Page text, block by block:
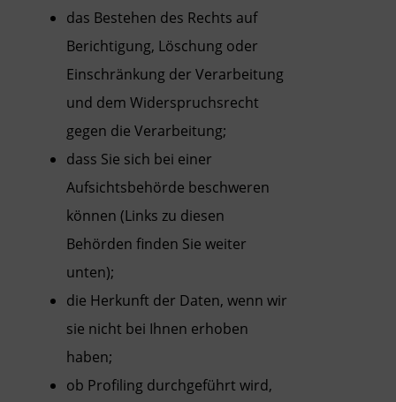
das Bestehen des Rechts auf
Berichtigung, Löschung oder
Einschränkung der Verarbeitung
und dem Widerspruchsrecht
gegen die Verarbeitung;
dass Sie sich bei einer
Aufsichtsbehörde beschweren
können (Links zu diesen
Behörden finden Sie weiter
unten);
die Herkunft der Daten, wenn wir
sie nicht bei Ihnen erhoben
haben;
ob Profiling durchgeführt wird,